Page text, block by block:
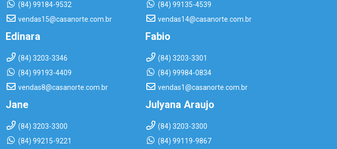
(84) 99184-9532
vendas15@casanorte.com.br
(84) 99135-4539
vendas14@casanorte.com.br
Edinara
(84) 3203-3346
(84) 99193-4409
vendas8@casanorte.com.br
Fabio
(84) 3203-3301
(84) 99984-0834
vendas1@casanorte.com.br
Jane
(84) 3203-3300
(84) 99215-9221
Julyana Araujo
(84) 3203-3300
(84) 99119-9867